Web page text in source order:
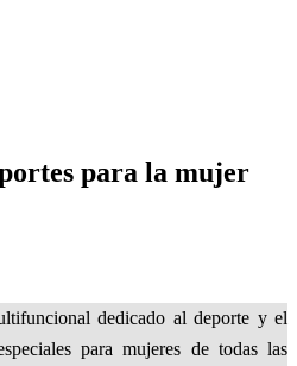
para la mujer
dedicado al deporte y el
para mujeres de todas las